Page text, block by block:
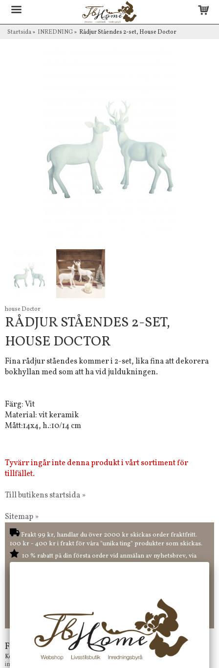
Startsida» INREDNING» Rådjur Ståendes 2-set, House Doctor
house Doctor
RÅDJUR STÅENDES 2-SET,
HOUSE DOCTOR
Fina rådjur ståendes kommer i 2-set, lika fina att dekorera
bokhyllan med som att ha vid juldukningen.
Färg: Vit
Material: vit keramik
Mått:14x4, h.:10/14 cm
Tyvärr ingår inte denna produkt i vårt sortiment för
tillfället.
Till butikens startsida »
Sitemap »
Frakt 99 kr, handlar du över 2000 kr skickas order fraktfritt.
100 kr - 400 kr i frakt för våra "unika ting" produkter som skickas.
10 % rabatt på din första order vid anmälan av nyhetsbrev, via
pop-up ruta
Nöjda kunder och strävar efter att ha snabba leveranser!
-ligt Tack för att just Du tittar in hos Jb Home!
Frågor?
Kontakta oss på
info@jbhome.se